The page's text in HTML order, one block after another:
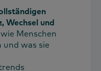
Wechsel und
Menschen
und was sie